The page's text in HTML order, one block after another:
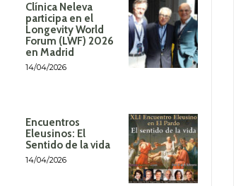
Clínica Neleva
participa en el
Longevity World
Forum (LWF) 2026
en Madrid
14/04/2026
Encuentros
Eleusinos: El
Sentido de la vida
14/04/2026